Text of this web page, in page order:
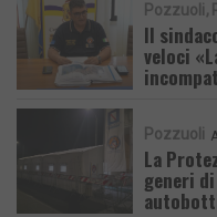
Pozzuoli
Il
veloci
Pozzuoli
La
generi